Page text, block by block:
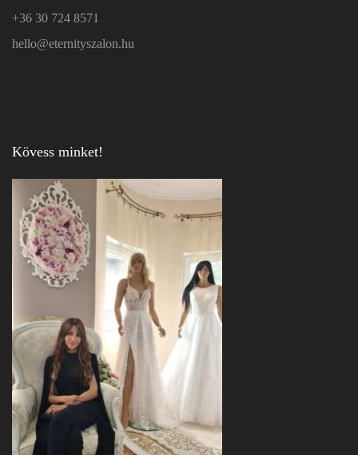
+36 30 724 8571
hello@eternityszalon.hu
Kövess minket!